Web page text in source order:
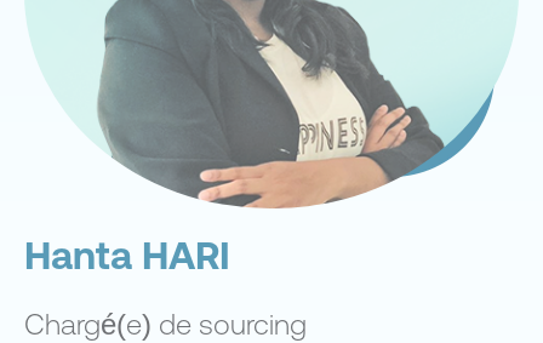
Hanta HARI
Chargé(e) de sourcing